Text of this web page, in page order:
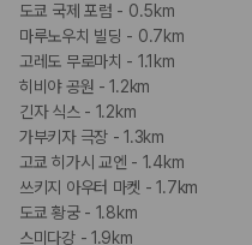
도쿄 국제 포럼 - 0.5km
마루노우치 빌딩 - 0.7km
고레도 무로마치 - 1.1km
히비야 공원 - 1.2km
긴자 식스 - 1.2km
가부키자 극장 - 1.3km
고쿄 히가시 교엔 - 1.4km
쓰키지 아우터 마켓 - 1.7km
도쿄 황궁 - 1.8km
스미다강 - 1.9km